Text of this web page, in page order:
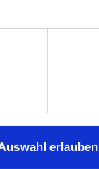
erlauben